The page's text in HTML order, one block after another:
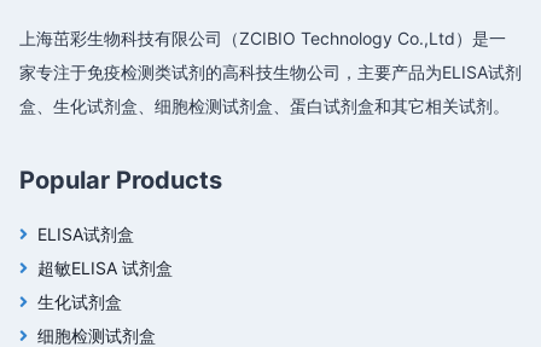
上海茁彩生物科技有限公司（ZCIBIO Technology Co.,Ltd）是一
家专注于免疫检测类试剂的高科技生物公司，主要产品为ELISA试剂
盒、生化试剂盒、细胞检测试剂盒、蛋白试剂盒和其它相关试剂。
Popular Products
ELISA试剂盒
超敏ELISA 试剂盒
生化试剂盒
细胞检测试剂盒